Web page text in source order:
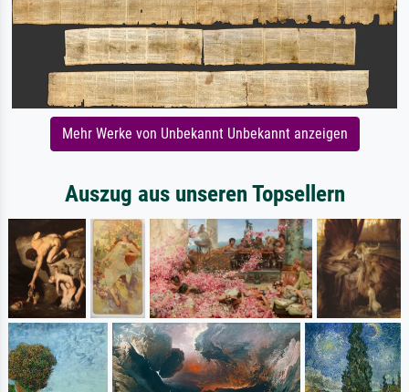
Mehr Werke von Unbekannt Unbekannt anzeigen
Auszug aus unseren Topsellern